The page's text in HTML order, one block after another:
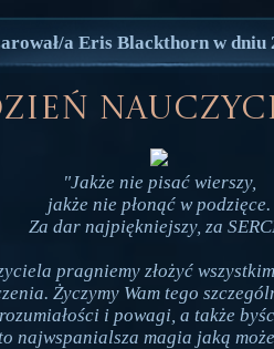
a Eris Blackthorn w dniu
"Jakże nie pisać wierszy,
jakże nie płonąć w podzięce.
Za dar najpiękniejszy, za
pragniemy złożyć
Życzymy Wam tego
i powagi, a także
to najwspanialsza magia jaką